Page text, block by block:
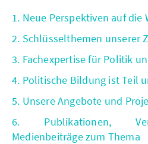
1. Neue Perspektiven auf die
2. Schlüsselthemen unserer
3. Fachexpertise für Politik
4. Politische Bildung ist Teil
5. Unsere Angebote und
6. Publikationen,
Medienbeiträge zum Thema